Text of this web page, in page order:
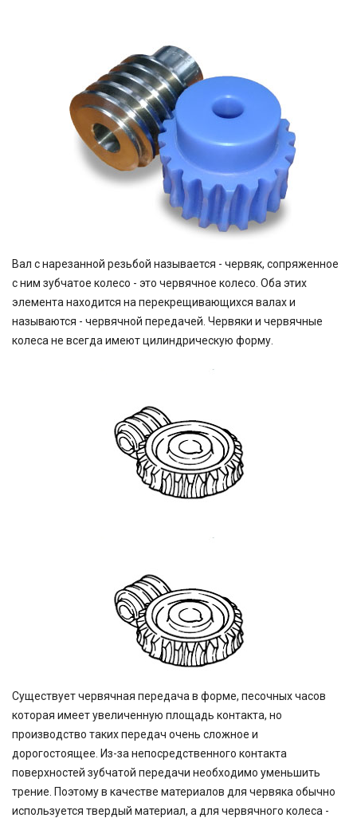
Вал с нарезанной резьбой называется - червяк, сопряженное
с ним зубчатое колесо - это червячное колесо. Оба этих
элемента находится на перекрещивающихся валах и
называются - червячной передачей. Червяки и червячные
колеса не всегда имеют цилиндрическую форму.
Существует червячная передача в форме, песочных часов
которая имеет увеличенную площадь контакта, но
производство таких передач очень сложное и
дорогостоящее. Из-за непосредственного контакта
поверхностей зубчатой передачи необходимо уменьшить
трение. Поэтому в качестве материалов для червяка обычно
используется твердый материал, а для червячного колеса -